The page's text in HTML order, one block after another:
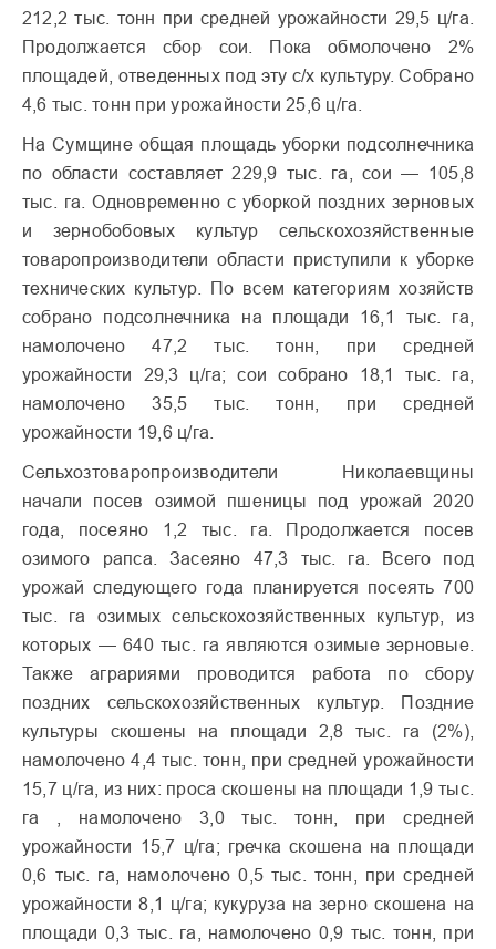
212,2 тыс. тонн при средней урожайности 29,5 ц/га.
Продолжается сбор сои. Пока обмолочено 2%
площадей, отведенных под эту с/х культуру. Собрано
4,6 тыс. тонн при урожайности 25,6 ц/га.
На Сумщине общая площадь уборки подсолнечника
по области составляет 229,9 тыс. га, сои — 105,8
тыс. га. Одновременно с уборкой поздних зерновых
и зернобобовых культур сельскохозяйственные
товаропроизводители области приступили к уборке
технических культур. По всем категориям хозяйств
собрано подсолнечника на площади 16,1 тыс. га,
намолочено 47,2 тыс. тонн, при средней
урожайности 29,3 ц/га; сои собрано 18,1 тыс. га,
намолочено 35,5 тыс. тонн, при средней
урожайности 19,6 ц/га.
Сельхозтоваропроизводители Николаевщины
начали посев озимой пшеницы под урожай 2020
года, посеяно 1,2 тыс. га. Продолжается посев
озимого рапса. Засеяно 47,3 тыс. га. Всего под
урожай следующего года планируется посеять 700
тыс. га озимых сельскохозяйственных культур, из
которых — 640 тыс. га являются озимые зерновые.
Также аграриями проводится работа по сбору
поздних сельскохозяйственных культур. Поздние
культуры скошены на площади 2,8 тыс. га (2%),
намолочено 4,4 тыс. тонн, при средней урожайности
15,7 ц/га, из них: проса скошены на площади 1,9 тыс.
га , намолочено 3,0 тыс. тонн, при средней
урожайности 15,7 ц/га; гречка скошена на площади
0,6 тыс. га, намолочено 0,5 тыс. тонн, при средней
урожайности 8,1 ц/га; кукуруза на зерно скошена на
площади 0,3 тыс. га, намолочено 0,9 тыс. тонн, при